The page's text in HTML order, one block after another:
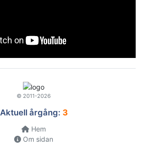
© 2011-2026
Aktuell årgång: 3
Hem
Om sidan